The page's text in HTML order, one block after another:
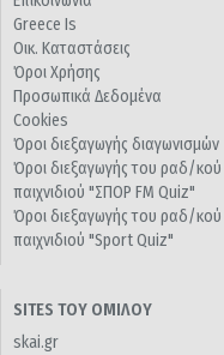
Greece Is
Οικ. Καταστάσεις
Όροι Χρήσης
Προσωπικά Δεδομένα
Cookies
Όροι διεξαγωγής διαγωνισμών
Όροι διεξαγωγής του ραδ/κού
παιχνιδιού "ΣΠΟΡ FM Quiz"
Όροι διεξαγωγής του ραδ/κού
παιχνιδιού "Sport Quiz"
SITES ΤΟΥ ΟΜΙΛΟΥ
skai.gr